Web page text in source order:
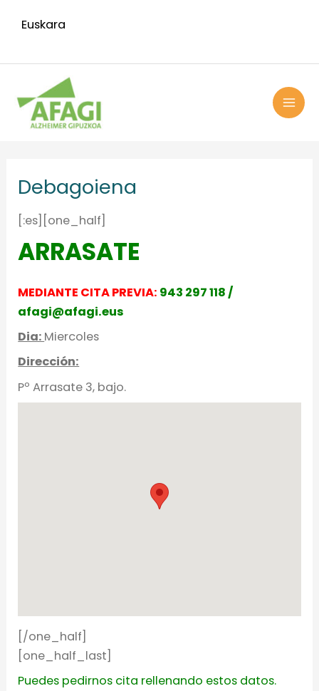
Euskara
Debagoiena
[:es][one_half]
ARRASATE
MEDIANTE CITA PREVIA: 943 297 118 /
afagi@afagi.eus
Dia: Miercoles
Dirección:
Pº Arrasate 3, bajo.
[/one_half]
[one_half_last]
Puedes pedirnos cita rellenando estos datos.